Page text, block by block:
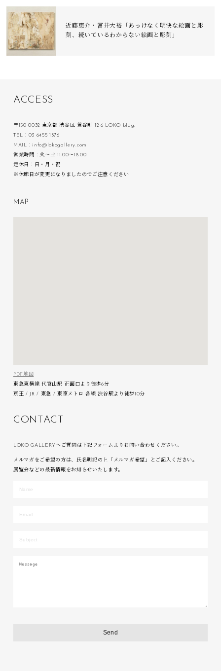
近藤恵介・冨井大裕「あっけなく明快な絵画と彫
刻、続いているわからない絵画と彫刻」
ACC ESS
〒150-0032 東京都 渋谷区 鶯谷町 12-6 LOKO bldg.
TEL：03 6455 1376
MAIL：info@lokogallery.com
営業時間：火〜土 11:00〜18:00
定休日：日・月・祝
※休廊日が変更になりましたのでご注意ください
M A P
PDF地図
東急東横線 代官山駅 正面口より徒歩6分
京王 / JR / 東急 / 東京メトロ 各線 渋谷駅より徒歩10分
C ON T AC T
LOKO GALLERYへご質問は下記フォームよりお問い合わせください。
メルマガをご希望の方は、氏名明記の上「メルマガ希望」とご記入ください。
展覧会などの最新情報をお知らせいたします。